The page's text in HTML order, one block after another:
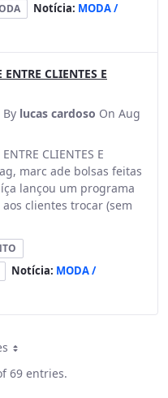
Notícia: MODA /
CLIENTES E
By lucas cardoso On Aug
CLIENTES E
marc ade bolsas feitas
lançou um programa
clientes trocar (sem
Notícia: MODA /
Page
69 entries.